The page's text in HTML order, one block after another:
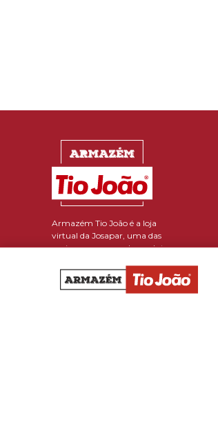
Armazém Tio João é a loja
virtual da Josapar, uma das
maiores empresas de produtos
beneficia mais de 486 mil
toneladas de grãos por ano.
Reponha seus produtos com